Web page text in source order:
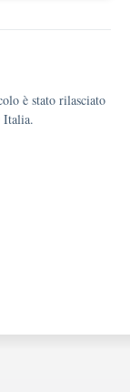
è stato rilasciato
Italia.